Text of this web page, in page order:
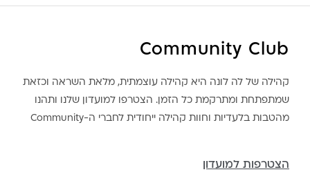
Community Club
קהילה של לה לונה היא קהילה עוצמתית, מלאת השראה וכזאת
שמתפתחת ומתרקמת כל הזמן. הצטרפו למועדון שלנו ותהנו
מהטבות בלעדיות וחוות קהילה ייחודית לחברי ה-Community
הצטרפות למועדון